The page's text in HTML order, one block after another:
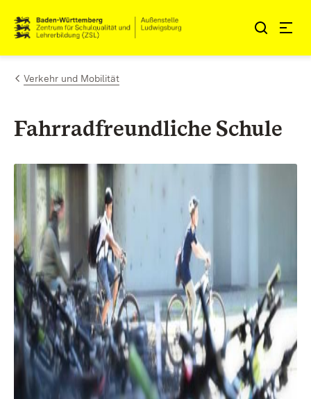
Zum Inhalt springen
Link zur Startseite
Verkehr und Mobilität
Fahrradfreundliche Schule